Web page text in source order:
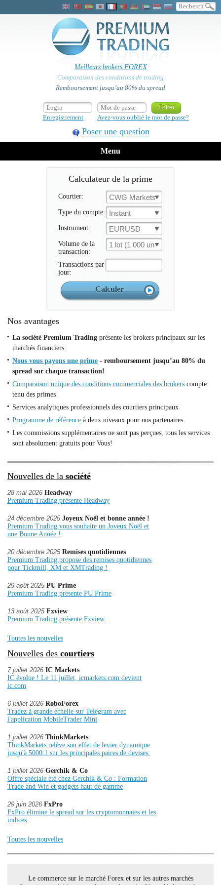
Meilleurs brokers FOREX
Comparaison des conditions de trading
Remboursement jusqu’au 80% du spread
Enregistrement Avez-vous oublié le mot de passe?
Poser une question
Menu
Calculateur de la prime
Courtier: CWG Markets
Type du compte: Instant
Instrument: EURUSD
Volume de la
transaction:
1 lot (1 000 un.)
Transactions par
jour:
Nos avantages
La société Premium Trading présente les brokers principaux sur les
marchés financiers
Nous vous payons une prime - remboursement jusqu’au 80% du
spread sur chaque transaction!
Comparaison unique des conditions commerciales des brokers compte
tenu des primes
Services analytiques professionnels des courtiers principaux
Programme de référence à deux niveaux pour nos partenaires
Les commissions supplémentaires ne sont pas perçues, tous les services
sont absolument gratuits pour Vous!
Nouvelles de la société
28 mai 2026 Headway
Premium Trading présente Headway
24 décembre 2025 Joyeux Noël et bonne année !
Premium Trading vous souhaite un Joyeux Noël et
une Bonne Année !
20 décembre 2025 Remises quotidiennes
Premium Trading propose des remises quotidiennes
pour Tickmill, XM et XMTrading !
29 août 2025 PU Prime
Premium Trading présente PU Prime
13 août 2025 Fxview
Premium Trading présente Fxview
Toutes les nouvelles
Nouvelles des courtiers
7 juillet 2026 IC Markets
IC évolue ! Le 11 juillet, icmarkets.com devient
ic.com
6 juillet 2026 RoboForex
Tradez à grande échelle sur Telegram avec
l'application MobileTrader Mini
1 juillet 2026 ThinkMarkets
ThinkMarkets relève son effet de levier dynamique
jusqu'à 5000:1 sur les principales paires de devises.
1 juillet 2026 Gerchik & Co
Offre spéciale été chez Gerchik & Co : Formation
Trade and Win et gadgets haut de gamme
29 juin 2026 FxPro
FxPro élimine le spread sur les cryptomonnaies et les
indices
Toutes les nouvelles
Le commerce sur le marché Forex et sur les autres marchés